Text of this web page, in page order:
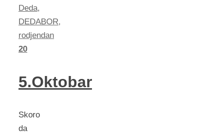
Deda,
DEDABOR,
rodjendan
20
5.Oktobar
Skoro
da